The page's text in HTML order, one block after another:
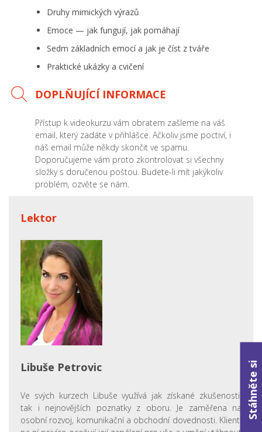
Druhy mimických výrazů
Emoce — jak fungují, jak pomáhají
Sedm základních emocí a jak je číst z tváře
Praktické ukázky a cvičení
DOPLŇUJÍCÍ INFORMACE
Přístup k videokurzu vám obratem zašleme na váš
email, který zadáte v přihlášce. Ačkoliv jsme poctiví, i
náš email může někdy skončit ve spamu.
Doporučujeme vám proto zkontrolovat si všechny
složky s doručenou poštou. Budete-li mít jakýkoliv
problém, ozvěte se nám.
Lektor
Libuše Petrovic
Ve svých kurzech Libuše využívá jak získané zkušenosti,
tak i nejnovějších poznatky z oboru. Je zaměřena na
osobní rozvoj, komunikační a obchodní dovednosti. Klienti
Stáhněte si